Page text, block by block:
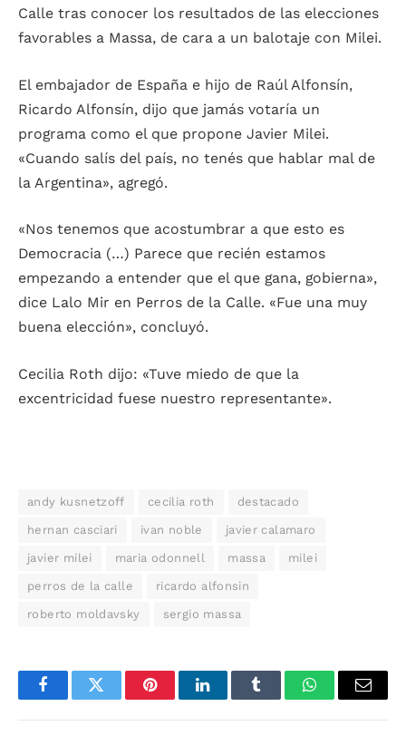
Calle tras conocer los resultados de las elecciones
favorables a Massa, de cara a un balotaje con Milei.
El embajador de España e hijo de Raúl Alfonsín,
Ricardo Alfonsín, dijo que jamás votaría un
programa como el que propone Javier Milei.
«Cuando salís del país, no tenés que hablar mal de
la Argentina», agregó.
«Nos tenemos que acostumbrar a que esto es
Democracia (…) Parece que recién estamos
empezando a entender que el que gana, gobierna»,
dice Lalo Mir en Perros de la Calle. «Fue una muy
buena elección», concluyó.
Cecilia Roth dijo: «Tuve miedo de que la
excentricidad fuese nuestro representante».
andy kusnetzoff cecilia roth destacado
hernan casciari ivan noble javier calamaro
javier milei maria odonnell massa milei
perros de la calle ricardo alfonsin
roberto moldavsky sergio massa
FacebookTwitter PinterestLinkedInTumblr WhatsAppEmail